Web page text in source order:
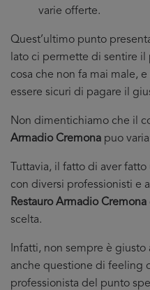
varie offerte.
Quest’ultimo punto
lato ci permette di sentire
cosa che non fa mai male,
essere sicuri di pagare il
Non dimentichiamo che il
Armadio Cremona puo
Tuttavia, il fatto di aver
con diversi professionisti e
Restauro Armadio Cremona
scelta.
Infatti, non sempre è
anche questione di feeling
professionista del punto